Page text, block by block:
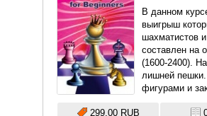
В данном
выигрыш
шахматистов
составлен на
(1600-2400).
лишней
фигурами и
299.00 RUB